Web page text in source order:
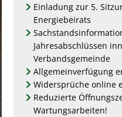
Einladung zur 5.
Energiebeirats
Jahresabschlüssen
Verbandsgemeinde
Allgemeinverfügung
Widersprüche online
Reduzierte
Wartungsarbeiten!